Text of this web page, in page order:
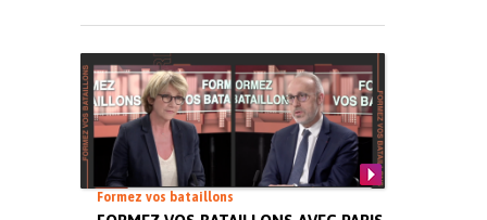
Formez vos bataillons